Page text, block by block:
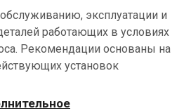
эксплуатации и
работающих в условиях
Рекомендации основаны на
установок